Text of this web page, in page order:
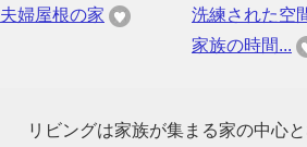
夫婦屋根の家
洗練された空
家族の時間...
リビングは家族が集まる家の中心